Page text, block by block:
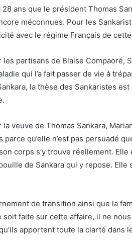
e
i
28 ans que le président Thomas
méconnues. Pour les
avec le régime Français de
les partisans de Blaise Compaoré,
qui l’a fait passer de vie à
la thèse des Sankaristes
la veuve de Thomas Sankara,
parce qu’elle n’est pas persuadé
corps s’y trouve réellement.
de Sankara qui y repose. Elle
de transition ainsi que la
soit faite sur cette affaire, il ne
apportent toute la clarté dans